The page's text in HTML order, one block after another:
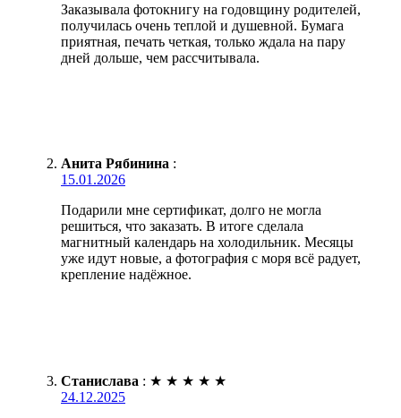
Заказывала фотокнигу на годовщину родителей,
получилась очень теплой и душевной. Бумага
приятная, печать четкая, только ждала на пару
дней дольше, чем рассчитывала.
Анита Рябинина :
15.01.2026
Подарили мне сертификат, долго не могла
решиться, что заказать. В итоге сделала
магнитный календарь на холодильник. Месяцы
уже идут новые, а фотография с моря всё радует,
крепление надёжное.
Станислава : ★ ★ ★ ★ ★
24.12.2025